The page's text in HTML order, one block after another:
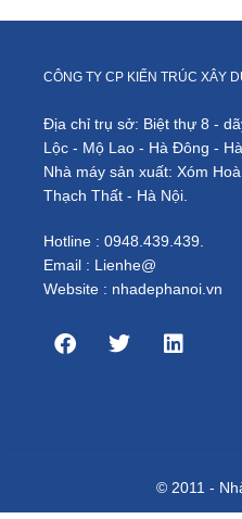
CÔNG TY CP KIẾN TRÚC XÂY
Địa chỉ trụ sở: Biệt thự 8 -
Lộc - Mộ Lao - Hà Đông -
Nhà máy sản xuất: Xóm
Thạch Thất - Hà Nội.
Hotline : 0948.439.439.
Email : Lienhe@
Website : nhadephanoi.vn
© 2011 -